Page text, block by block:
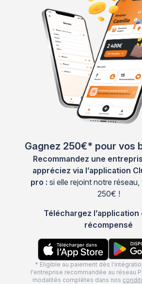
Gagnez 250€* pour vos
Recommandez une
appréciez via l’application
pro : si elle rejoint notre
250€ !
Téléchargez l’application
récompensé
* Eligible au paiement dès
l'entreprise recommandée au réseau
modalités complètes dans nos